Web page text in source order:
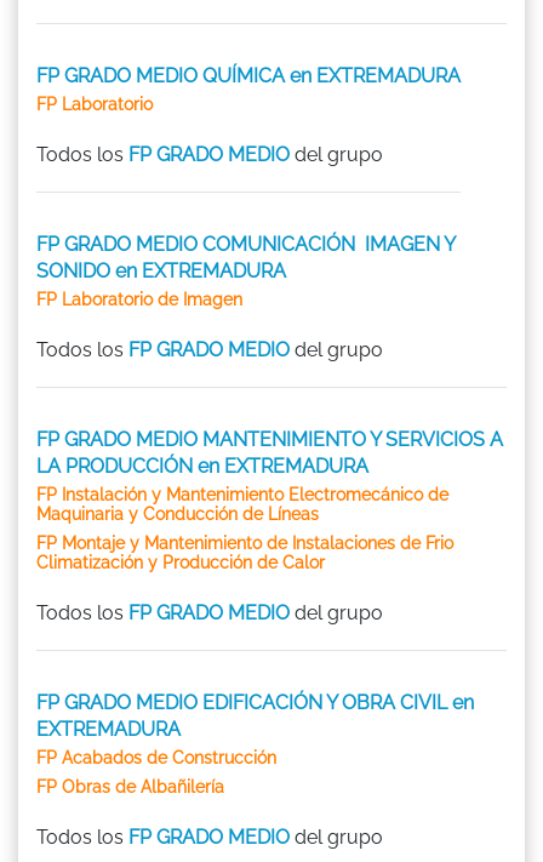
FP GRADO MEDIO QUÍMICA en EXTREMADURA
FP Laboratorio
Todos los FP GRADO MEDIO del grupo
FP GRADO MEDIO COMUNICACIÓN IMAGEN Y
SONIDO en EXTREMADURA
FP Laboratorio de Imagen
Todos los FP GRADO MEDIO del grupo
FP GRADO MEDIO MANTENIMIENTO Y SERVICIOS A
LA PRODUCCIÓN en EXTREMADURA
FP Instalación y Mantenimiento Electromecánico de
Maquinaria y Conducción de Líneas
FP Montaje y Mantenimiento de Instalaciones de Frio
Climatización y Producción de Calor
Todos los FP GRADO MEDIO del grupo
FP GRADO MEDIO EDIFICACIÓN Y OBRA CIVIL en
EXTREMADURA
FP Acabados de Construcción
FP Obras de Albañilería
Todos los FP GRADO MEDIO del grupo